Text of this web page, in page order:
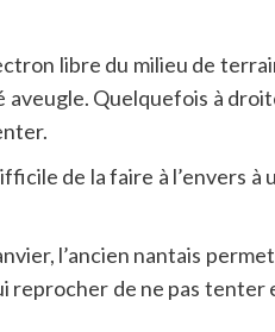
libre du milieu de
aveugle. Quelquefois à
de la faire à l’envers à
l’ancien nantais
reprocher de ne pas tenter